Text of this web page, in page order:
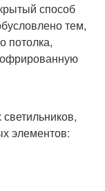
способ
тем,
потолка,
элементов: